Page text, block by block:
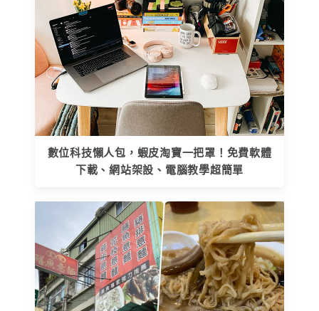
數位科技懶人包，蝦皮淘寶一把罩！免費軟體
下載、網站架設、電腦教學超簡單